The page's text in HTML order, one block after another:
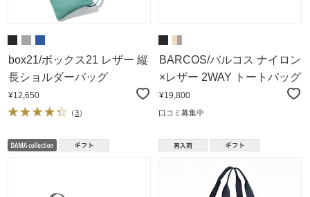
box21/ボックス21 レザー 縦
長ショルダーバッグ
¥12,650
（3）
BARCOS/バルコス ナイロン
×レザー 2WAY トートバッグ
¥19,800
口コミ募集中